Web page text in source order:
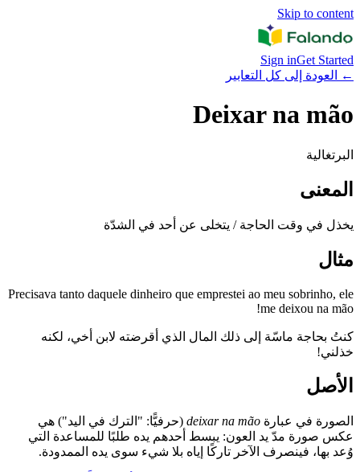
Skip to content
Sign inGet Started
←
العودة إلى كل التعابير
Deixar na mão
البرتغالية
المعنى
يخذل في وقت الحاجة / يتخلى عن أحد في الشدّة
مثال
Precisava tanto daquele dinheiro que emprestei ao meu sobrinho, ele
me deixou na mão!
كنتُ بحاجة ماسّة إلى ذلك المال الذي أقرضته لابن أخي، لكنه
خذلني!
الأصل
الصورة في عبارة deixar na mão (حرفيًّا: "الترك في اليد") هي
عكس صورة مدّ يد العون: يبسط أحدهم يده طلبًا للمساعدة التي
وُعد بها، فينصرف الآخر تاركًا إياه بلا شيء سوى يده الممدودة.